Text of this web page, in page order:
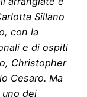
Sillano
con la
e di ospiti
Christopher
Cesaro. Ma
dei